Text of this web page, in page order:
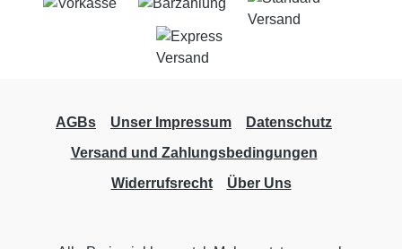
AGBs Unser Impressum
Datenschutz
Versand und Zahlungsbedingungen
Widerrufsrecht
Über Uns